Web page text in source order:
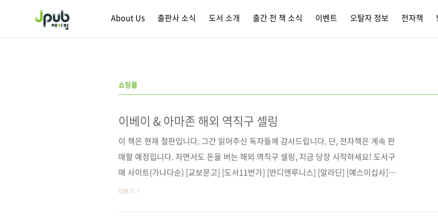
About Us 출판사 소식 도서 소개 출간 전 책 소식 이벤트 오탈자 정보 전자책
쇼핑몰
이베이 & 아마존 해외 역직구 셀링
이 책은 현재 절판입니다. 그간 읽어주신 독자들께 감사드립니다. 단, 전자책은 계속 판
매할 예정입니다. 자면서도 돈을 버는 해외 역직구 셀링, 지금 당장 시작하세요! 도서구
매 사이트(가나다순) [교보문고] [도서11번가] [반디앤루니스] [알라딘] [예스이십사]
[인터파크] [쿠팡] 전자책 구매 사이트(가나다순) [교보문고] [구글북스] [리디북스] [알
더보기